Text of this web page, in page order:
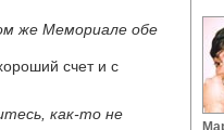
же Мемориале обе
счет и с
как-то не